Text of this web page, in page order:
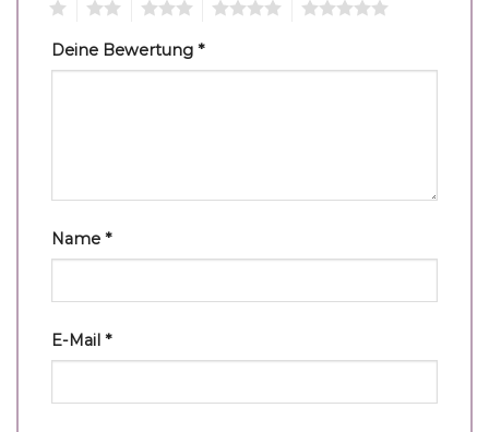
Deine Bewertung *
Name *
E-Mail *